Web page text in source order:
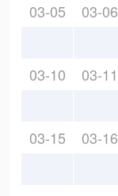
03-05 03-06
03-10 03-11
03-15 03-16